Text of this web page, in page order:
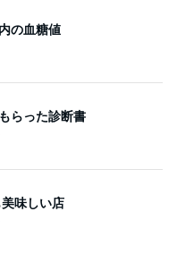
の血糖値
らった診断書
美味しい店